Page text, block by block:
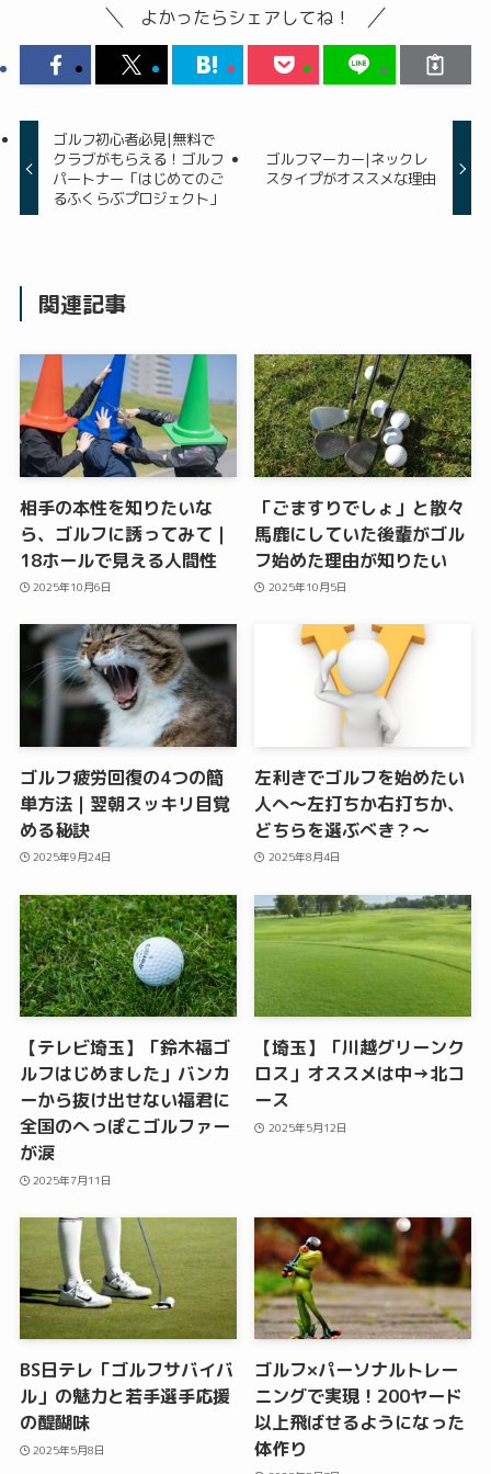
よかったらシェアしてね！
ゴルフ初心者必見|無料で
クラブがもらえる！ゴルフ
パートナー「はじめてのご
るふくらぶプロジェクト」
ゴルフマーカー|ネックレ
スタイプがオススメな理由
関連記事
相手の本性を知りたいな
ら、ゴルフに誘ってみて｜
18ホールで見える人間性
2025年10月6日
「ごますりでしょ」と散々
馬鹿にしていた後輩がゴル
フ始めた理由が知りたい
2025年10月5日
ゴルフ疲労回復の4つの簡
単方法｜翌朝スッキリ目覚
める秘訣
2025年9月24日
左利きでゴルフを始めたい
人へ〜左打ちか右打ちか、
どちらを選ぶべき？〜
2025年8月4日
【テレビ埼玉】「鈴木福ゴ
ルフはじめました」バンカ
ーから抜け出せない福君に
全国のへっぽこゴルファー
が涙
2025年7月11日
【埼玉】「川越グリーンク
ロス」オススメは中→北コ
ース
2025年5月12日
BS日テレ「ゴルフサバイバ
ル」の魅力と若手選手応援
の醍醐味
2025年5月8日
ゴルフ×パーソナルトレー
ニングで実現！200ヤード
以上飛ばせるようになった
体作り